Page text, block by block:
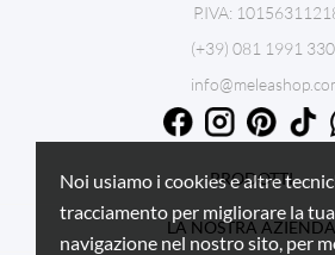
Noi usiamo i cookies e altre
tracciamento per migliorare la
navigazione nel nostro sito, per
P.IVA:
(+39) 081 1991
PRODOTTI
LA NOSTRA AZIENDA